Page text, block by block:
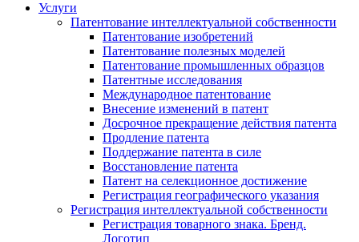
Услуги
Патентование интеллектуальной собственности
Патентование изобретений
Патентование полезных моделей
Патентование промышленных образцов
Патентные исследования
Международное патентование
Внесение изменений в патент
Досрочное прекращение действия патента
Продление патента
Поддержание патента в силе
Восстановление патента
Патент на селекционное достижение
Регистрация географического указания
Регистрация интеллектуальной собственности
Регистрация товарного знака. Бренд.
Логотип